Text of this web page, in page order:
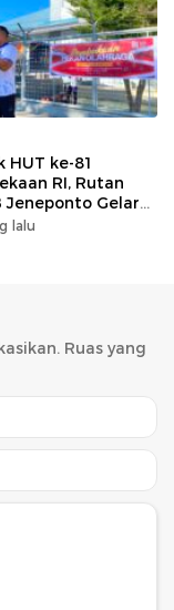
HUT ke-81
RI, Rutan
Jeneponto Gelar
Pekan
lalu
Ruas yang